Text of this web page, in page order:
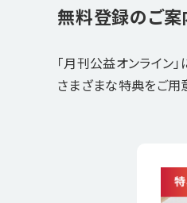
無料登録のご案
「月刊公益オンライン
さまざまな特典をご用